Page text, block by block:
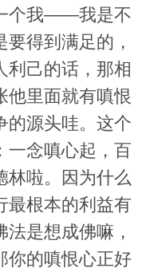
个我——我是不
得到满足的，
利己的话，那相
他里面就有嗔恨
的源头哇。这个
一念嗔心起，百
林啦。因为什么
最根本的利益有
是想成佛嘛，
你的嗔恨心正好